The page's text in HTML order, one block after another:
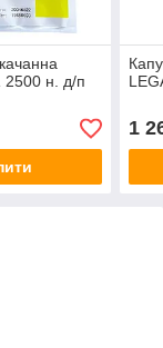
2500 н. д/п
1